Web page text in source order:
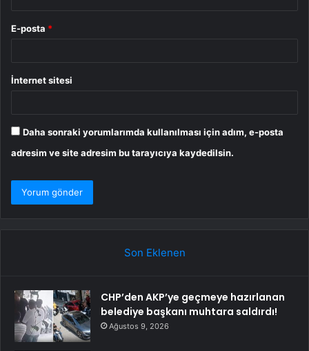
E-posta *
İnternet sitesi
Daha sonraki yorumlarımda kullanılması için adım, e-posta
adresim ve site adresim bu tarayıcıya kaydedilsin.
Son Eklenen
CHP’den AKP’ye geçmeye hazırlanan
belediye başkanı muhtara saldırdı!
Ağustos 9, 2026